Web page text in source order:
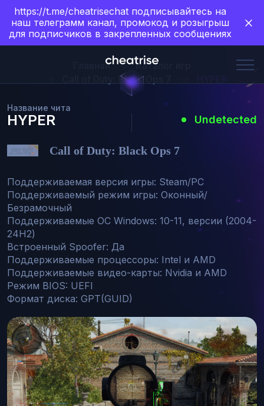
https://t.me/cheatrisechat подписывайтесь на
наш телеграмм канал, промокод и розыгрыш
для подписчиков в закрепленных сообщениях
Главная
Каталог игр
Call of Duty: Black Ops 7
Название чита
HYPER Undetected
Call of Duty: Black Ops 7
Поддерживаемая версия игры: Steam/PC
Поддерживаемый режим игры: Оконный/
Безрамочный
Поддерживаемые ОС W﻿indows: 10-11, версии (2004-
24H2)
Встроенный Spoofer: Да
Поддерживаемые процессоры: Intel и AMD
Поддерживаемые видео-карты: Nvidia и AMD
Режим BIOS: UEFI
Формат диска: GPT(GUID)